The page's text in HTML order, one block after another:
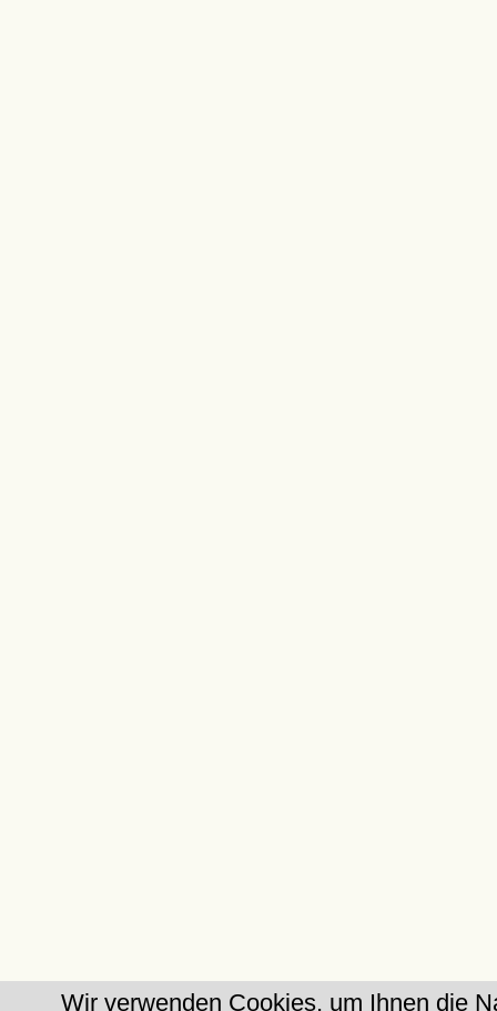
Wir verwenden Cookies, um Ihnen die